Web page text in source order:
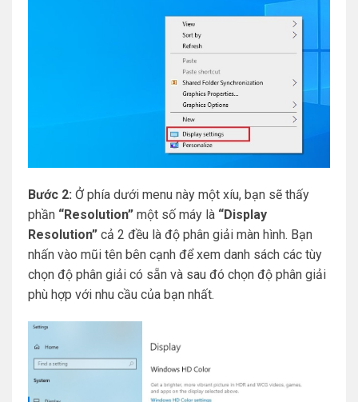
Bước 2: Ở phía dưới menu này một xíu, bạn sẽ thấy
phần “Resolution” một số máy là “Display
Resolution” cả 2 đều là độ phân giải màn hình. Bạn
nhấn vào mũi tên bên cạnh để xem danh sách các tùy
chọn độ phân giải có sẵn và sau đó chọn độ phân giải
phù hợp với nhu cầu của bạn nhất.